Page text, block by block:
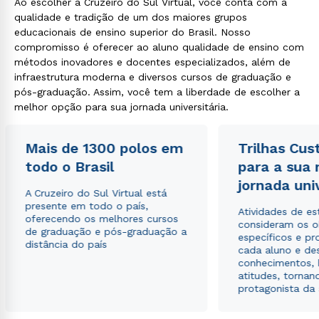
qualidade e tradição de um dos maiores grupos
educacionais de ensino superior do Brasil. Nosso
compromisso é oferecer ao aluno qualidade de ensino com
métodos inovadores e docentes especializados, além de
infraestrutura moderna e diversos cursos de graduação e
pós-graduação. Assim, você tem a liberdade de escolher a
melhor opção para sua jornada universitária.
Mais de 1300 polos em
todo o Brasil
A Cruzeiro do Sul Virtual está
presente em todo o país,
oferecendo os melhores cursos
de graduação e pós-graduação a
distância do país
Trilhas
para a sua
jornada
Atividades de
consideram os
específicos e
cada aluno e
conhecimentos,
atitudes,
protagonista da
Rápido e fácil
WhatsApp
Estou de acordo com aPolítica de Privacidade.e
autorizo que meus dados sejam utilizados para o